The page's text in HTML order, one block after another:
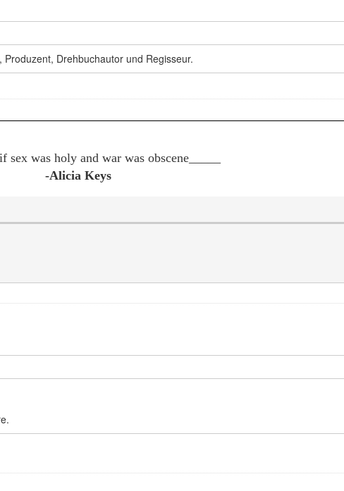
Drehbuchautor und Regisseur.
if sex was holy and war was obscene_____
-Alicia Keys